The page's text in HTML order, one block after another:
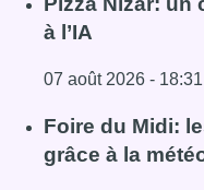
à l’IA
07 août 2026 - 18:31
Lire l'article Pizza
Foire du Midi:
grâce à la